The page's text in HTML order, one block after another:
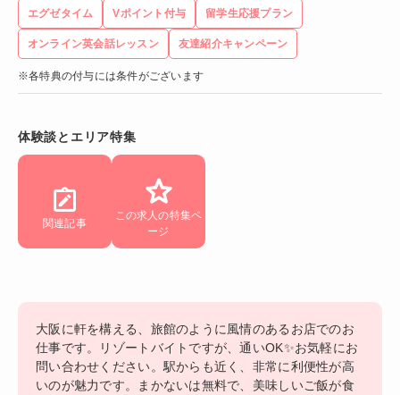
エグゼタイム Vポイント付与 留学生応援プラン
オンライン英会話レッスン 友達紹介キャンペーン
※各特典の付与には条件がございます
体験談とエリア特集
関連記事
この求人の特集ペ
ージ
大阪に軒を構える、旅館のように風情のあるお店でのお
仕事です。リゾートバイトですが、通いOK✨お気軽にお
問い合わせください。駅からも近く、非常に利便性が高
いのが魅力です。まかないは無料で、美味しいご飯が食